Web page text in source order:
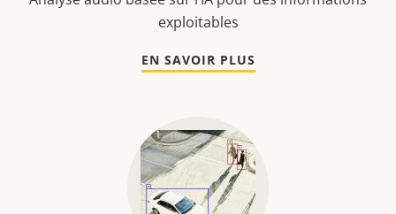
exploitables
EN SAVOIR PLUS